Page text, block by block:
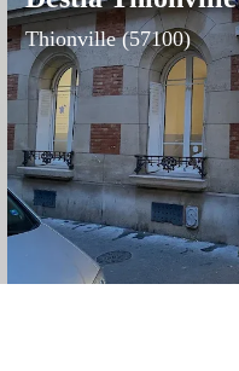
Thionville (57100)